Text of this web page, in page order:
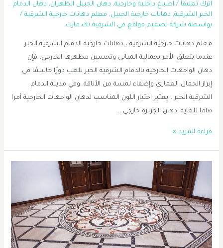
اترك تعليقاً / اصباغ داخلية وخارجية, دهان الجبيل الظهران, دهان الدمام
الخبر الشرقية, دهانات خارجية الجبيل, معلم دهانات خارجية الشرقية /
بواسطة شركة تصميم مواقع في الشرقية تك مارت
معلم دهانات خارجية الشرقية ، دهانات خارجية الدمام الشرقية الخبر
عندما يتعلق الأمر بجمالية المباني وتحسين مظهرها الخارجي، فإن
دهان الواجهات الخارجية بالدمام الشرقية الخبر تلعب دورًا حاسمًا في
إبراز الجمال العماري وإضفاء لمسة من الأناقة. وفي مدينة الدمام
الشرقية الخبر ، يعتبر اختيار اللون المناسب لدهان الواجهات الخارجية أمرا
هاما للغاية. دهان الجزيرة خارجي …
دهانات
دهانات
خارجية
الشرقية
|
قراءة المزيد »